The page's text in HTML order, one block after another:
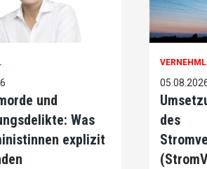
und
Was
explizit
des